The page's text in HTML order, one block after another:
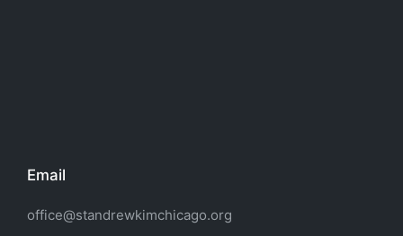
Email
office@standrewkimchicago.org